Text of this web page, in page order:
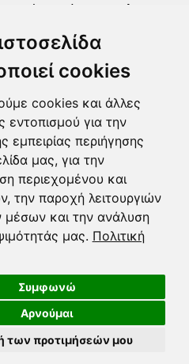
cookies
cookies και άλλες
εντοπισμού για την
εμπειρίας περιήγησης
μας, για την
περιεχομένου και
την παροχή λειτουργιών
μέσων και την ανάλυση
μας. Πολιτική
Συμφωνώ
Αρνούμαι
των προτιμήσεών μου
μαζί μας μέσω της
φόρμας
Cookies Όροι Χρήσης